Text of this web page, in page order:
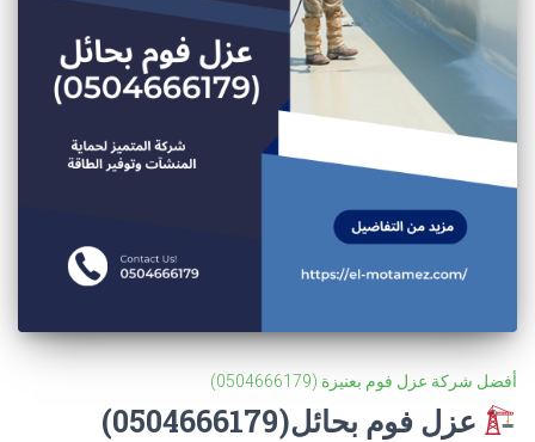
أفضل شركة عزل فوم بعنيزة (0504666179)
عزل فوم بحائل(0504666179)